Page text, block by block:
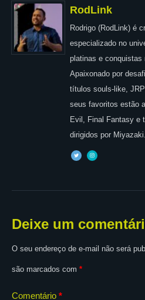
RodLink
Rodrigo (RodLink) é
especializado no
platinas e
Apaixonado por
títulos souls-like,
seus favoritos estão
Evil, Final Fantasy e
dirigidos por Miyazaki.
Deixe um
O seu endereço de e-mail não será
são marcados com *
Comentário *